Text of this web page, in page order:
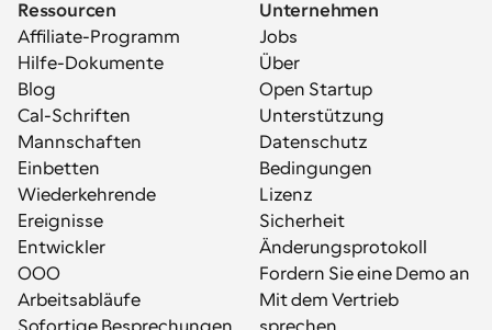
Ressourcen
Affiliate-Programm
Hilfe-Dokumente
Blog
Cal-Schriften
Mannschaften
Einbetten
Wiederkehrende
Ereignisse
Entwickler
OOO
Arbeitsabläufe
Unternehmen
Jobs
Über
Open Startup
Unterstützung
Datenschutz
Bedingungen
Lizenz
Sicherheit
Änderungsprotokoll
Fordern Sie eine Demo an
Mit dem Vertrieb